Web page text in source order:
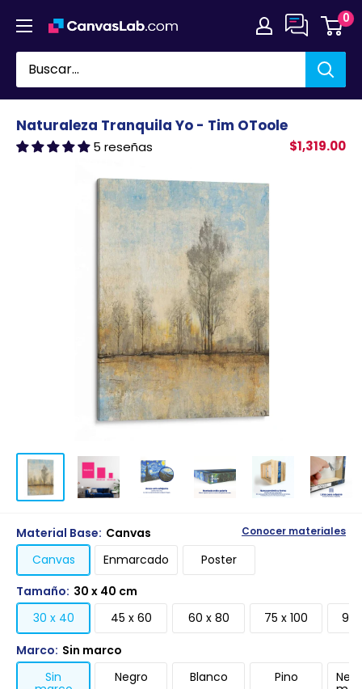
directamente
contenido
0
Naturaleza Tranquila Yo - Tim OToole
5 reseñas $1,319.00
Material Base: Canvas Conocer materiales
Canvas Enmarcado
Poster
Tamaño: 30 x 40 cm
30 x 40
45 x 60 60 x 80 75 x 100
90
Marco: Sin marco
Sin
Negro Blanco Pino